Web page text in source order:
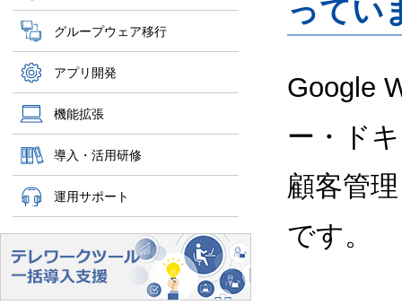
グループウェア移行
アプリ開発
機能拡張
導入・活用研修
運用サポート
ってい
Google
ー・ド
顧客管
です。